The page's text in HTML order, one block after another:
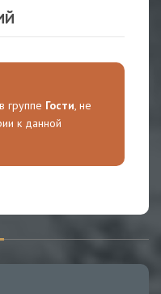
группе Гости, не
к данной